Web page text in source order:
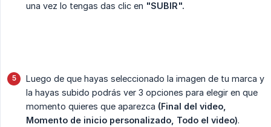
una vez lo tengas das clic en "SUBIR".
Luego de que hayas seleccionado la imagen de tu marca y
la hayas subido podrás ver 3 opciones para elegir en que
momento quieres que aparezca (Final del video,
Momento de inicio personalizado, Todo el video).